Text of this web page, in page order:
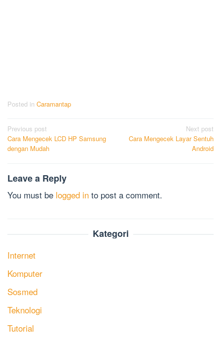
Posted in Caramantap
Post
navigation
Previous post
Cara Mengecek LCD HP Samsung
dengan Mudah
Next post
Cara Mengecek Layar Sentuh
Android
Leave a Reply
You must be logged in to post a comment.
Kategori
Internet
Komputer
Sosmed
Teknologi
Tutorial